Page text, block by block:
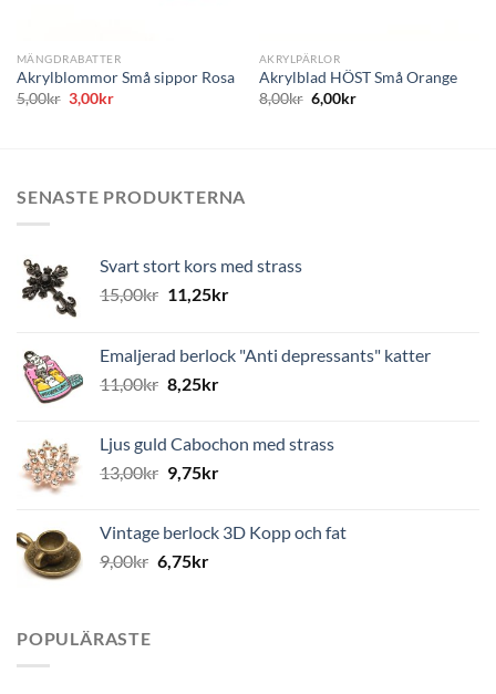
MÄNGDRABATTER
Akrylblommor Små sippor Rosa
5,00kr Det
ursprungliga
3,00krDet
AKRYLPÄRLOR
Akrylblad HÖST Små Orange
8,00kr 6,00kr
SENASTE PRODUKTERNA
Svart stort kors med strass
15,00kr 11,25kr
Emaljerad berlock "Anti depressants" katter
11,00kr 8,25kr
Ljus guld Cabochon med strass
13,00kr 9,75kr
Vintage berlock 3D Kopp och fat
9,00kr 6,75kr
POPULÄRASTE